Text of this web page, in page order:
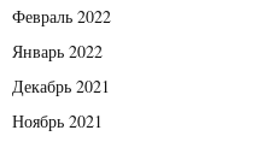
Февраль 2022
Январь 2022
Декабрь 2021
Ноябрь 2021